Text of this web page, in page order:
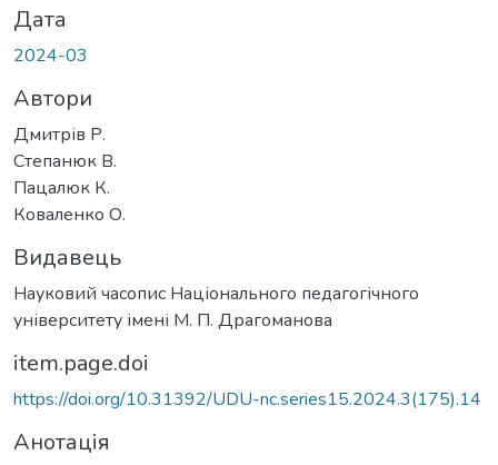
Дата
2024-03
Автори
Дмитрів Р.
Степанюк В.
Пацалюк К.
Коваленко О.
Видавець
Науковий часопис Національного педагогічного
університету імені М. П. Драгоманова
item.page.doi
https://doi.org/10.31392/UDU-nc.series15.2024.3(175).14
Анотація